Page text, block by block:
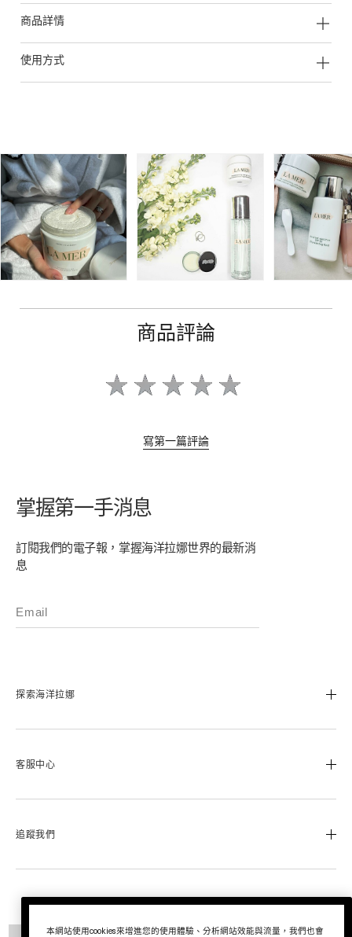
商品詳情
使用方式
商品評論
寫第一篇評論
掌握第一手消息
訂閱我們的電子報，掌握海洋拉娜世界的最新消
息
探索海洋拉娜
海洋拉娜極致工藝
美麗加冕會員計畫
客服中心
聯絡我們
查詢訂單
尋找專櫃
追蹤我們
Facebook
LINE
本網站使用cookies來增進您的使用體驗、分析網站效能與流量，我們也會